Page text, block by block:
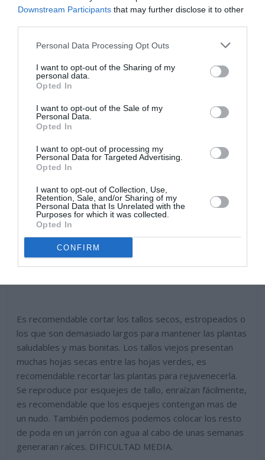
Downstream Participants that may further disclose it to other
Personal Data Processing Opt Outs
I want to opt-out of the Sharing of my
personal data.
Opted In
I want to opt-out of the Sale of my
Personal Data.
Opted In
I want to opt-out of processing my
Personal Data for Targeted Advertising.
Opted In
I want to opt-out of Collection, Use,
Retention, Sale, and/or Sharing of my
Personal Data that Is Unrelated with the
Purposes for which it was collected.
Opted In
CONFIRM
riegos sean escasos y moderados, hay que evitar
encharcar la tierra ya que la planta es muy sensible a
pudriciones. No necesita mucho abono, pero podemos
añadir al agua de riego un poco de abono liquido en
primavera y principios de verano una vez al mes para
mantener las plantas mas bonitas. Es recomendable
vuelven despobladas y poco atractivas.
Es recomendable cortar los tallos secos, estropeados o
los que son demasiado largos para mantener las plantas
saludables y mas bonitas. Los tallos viejos presentan
muchas hojas secas entre las hojas verdes, es
recomendable recortar las plantas para rejuvenecerla.
Se reproduce por esquejes de tallo, enraízan fácilmente,
es recomendable que los esquejes contengan mas de
un nudo. También podemos podemos colocar los resto
de poda en un jarrón con agua al cabo de unas semanas
generaran raíces. DIFICULTAD MEDIA.